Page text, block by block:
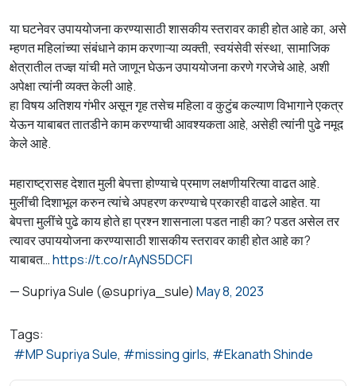
या घटनेवर उपाययोजना करण्यासाठी शासकीय स्तरावर काही होत आहे का, असे
म्हणत महिलांच्या संबंधाने काम करणाऱ्या व्यक्ती, स्वयंसेवी संस्था, सामाजिक
क्षेत्रातील तज्ज्ञ यांची मते जाणून घेऊन उपाययोजना करणे गरजेचे आहे, अशी
अपेक्षा त्यांनी व्यक्त केली आहे.
हा विषय अतिशय गंभीर असून गृह तसेच महिला व कुटुंब कल्याण विभागाने एकत्र
येऊन याबाबत तातडीने काम करण्याची आवश्यकता आहे, असेही त्यांनी पुढे नमूद
केले आहे.
महाराष्ट्रासह देशात मुली बेपत्ता होण्याचे प्रमाण लक्षणीयरित्या वाढत आहे.
मुलींची दिशाभूल करुन त्यांचे अपहरण करण्याचे प्रकारही वाढले आहेत. या
बेपत्ता मुलींचे पुढे काय होते हा प्रश्न शासनाला पडत नाही का? पडत असेल तर
त्यावर उपाययोजना करण्यासाठी शासकीय स्तरावर काही होत आहे का?
याबाबत…https://t.co/rAyNS5DCFI
— Supriya Sule (@supriya_sule) May 8, 2023
Tags:
MP Supriya Sule
missing girls Ekanath Shinde